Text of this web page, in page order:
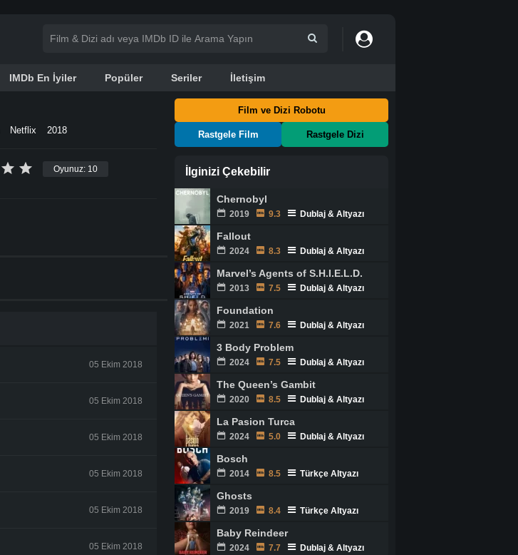
IMDb En İyiler Popüler Seriler İletişim
Netflix 2018
Oyunuz: 10
05 Ekim 2018
05 Ekim 2018
05 Ekim 2018
05 Ekim 2018
05 Ekim 2018
05 Ekim 2018
Film ve Dizi Robotu
Rastgele Film Rastgele Dizi
İlginizi Çekebilir
Chernobyl
2019 9.3 Dublaj & Altyazı
Fallout
2024 8.3 Dublaj & Altyazı
Marvel’s Agents of S.H.I.E.L.D.
2013 7.5 Dublaj & Altyazı
Foundation
2021 7.6 Dublaj & Altyazı
3 Body Problem
2024 7.5 Dublaj & Altyazı
The Queen’s Gambit
2020 8.5 Dublaj & Altyazı
La Pasion Turca
2024 5.0 Dublaj & Altyazı
Bosch
2014 8.5 Türkçe Altyazı
Ghosts
2019 8.4 Türkçe Altyazı
Baby Reindeer
2024 7.7 Dublaj & Altyazı